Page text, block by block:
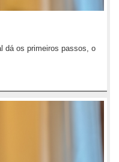
dá os primeiros passos, o